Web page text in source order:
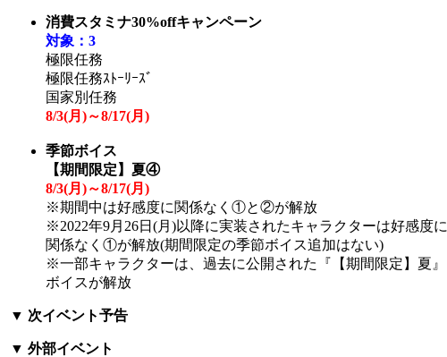
消費スタミナ30%offキャンペーン
対象：3
極限任務
極限任務ｽﾄｰﾘｰｽﾞ
国家別任務
8/3(月 )～8/17(月 )
季節ボイス
【期間限定】夏④
8/3(月 )～8/17(月 )
※期間中は好感度に関係なく①と②が解放
※2022年9月26日(月)以降に実装されたキャラクターは好感度に
関係なく①が解放(期間限定の季節ボイス追加はない)
※一部キャラクターは、過去に公開された『【期間限定】夏』
ボイスが解放
▼ 次イベント予告
▼ 外部イベント